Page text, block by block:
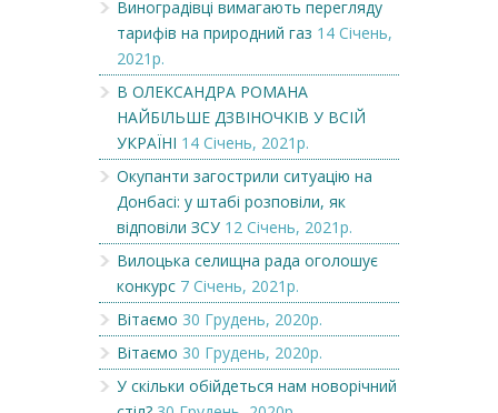
Виноградівці вимагають перегляду
тарифів на природний газ 14 Січень,
2021р.
В ОЛЕКСАНДРА РОМАНА
НАЙБІЛЬШЕ ДЗВІНОЧКІВ У ВСІЙ
УКРАЇНІ 14 Січень, 2021р.
Окупанти загострили ситуацію на
Донбасі: у штабі розповіли, як
відповіли ЗСУ 12 Січень, 2021р.
Вилоцька селищна рада оголошує
конкурс 7 Січень, 2021р.
Вітаємо 30 Грудень, 2020р.
Вітаємо 30 Грудень, 2020р.
У скільки обійдеться нам новорічний